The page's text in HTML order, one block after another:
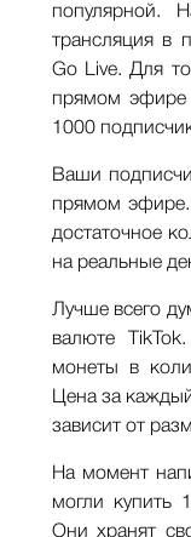
популярной.
трансляция в
Go Live. Для
прямом эфире
1000
Ваши
прямом эфире.
достаточное
на реальные
Лучше всего
валюте
монеты в
Цена за
зависит от
На момент
могли купить
Они хранят